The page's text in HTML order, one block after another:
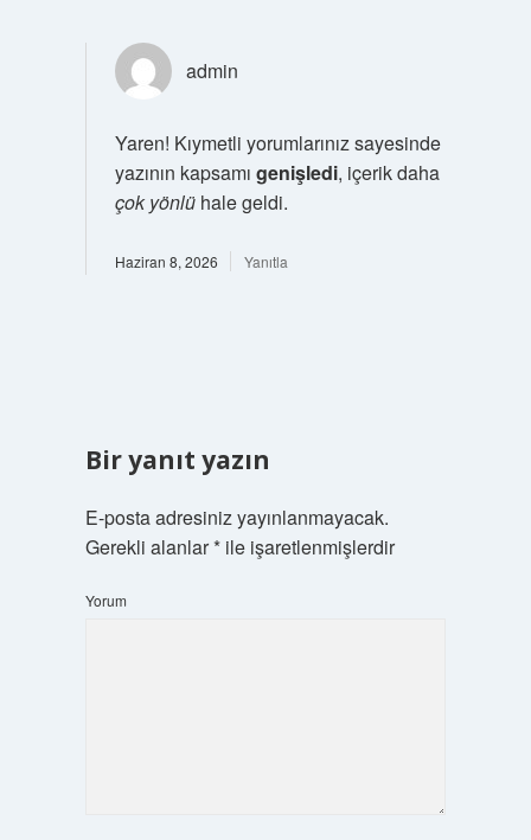
admin
Yaren! Kıymetli yorumlarınız sayesinde
yazının kapsamı genişledi, içerik daha
çok yönlühale geldi.
Haziran 8, 2026 Yanıtla
Bir yanıt yazın
E-posta adresiniz yayınlanmayacak.
Gerekli alanlar*ile işaretlenmişlerdir
Yorum